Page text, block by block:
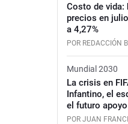
Costo de vida:
precios en
a 4,27%
POR REDACCIÓN
Mundial 2030
La crisis en
Infantino, el
el futuro
POR JUAN